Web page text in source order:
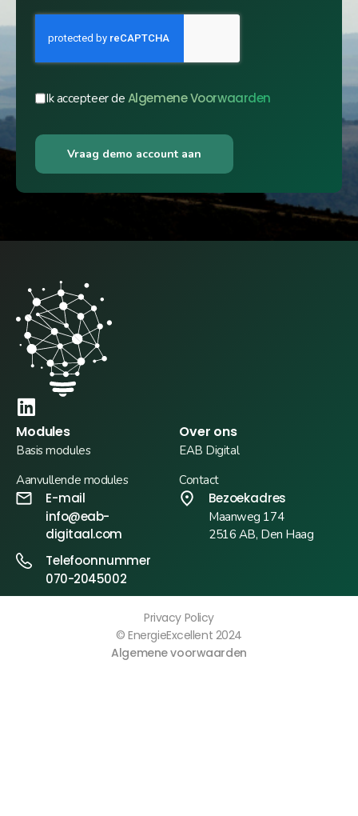
Ik accepteer de Algemene Voorwaarden
Vraag demo account aan
Modules
Basis modules
Aanvullende modules
Over ons
EAB Digital
Contact
E-mail
info@eab-
digitaal.com
Telefoonnummer
070-2045002
Bezoekadres
Maanweg 174
2516 AB, Den Haag
Privacy Policy
© EnergieExcellent 2024
Algemene voorwaarden